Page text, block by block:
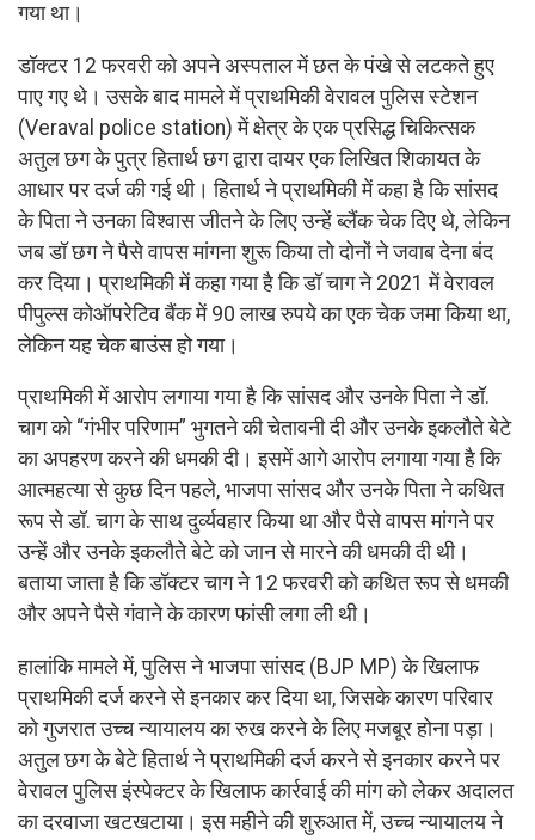
गया था।
डॉक्टर 12 फरवरी को अपने अस्पताल में छत के पंखे से लटकते हुए
पाए गए थे। उसके बाद मामले में प्राथमिकी वेरावल पुलिस स्टेशन
(Veraval police station) में क्षेत्र के एक प्रसिद्ध चिकित्सक
अतुल छग के पुत्र हितार्थ छग द्वारा दायर एक लिखित शिकायत के
आधार पर दर्ज की गई थी। हितार्थ ने प्राथमिकी में कहा है कि सांसद
के पिता ने उनका विश्वास जीतने के लिए उन्हें ब्लैंक चेक दिए थे, लेकिन
जब डॉ छग ने पैसे वापस मांगना शुरू किया तो दोनों ने जवाब देना बंद
कर दिया। प्राथमिकी में कहा गया है कि डॉ चाग ने 2021 में वेरावल
पीपुल्स कोऑपरेटिव बैंक में 90 लाख रुपये का एक चेक जमा किया था,
लेकिन यह चेक बाउंस हो गया।
प्राथमिकी में आरोप लगाया गया है कि सांसद और उनके पिता ने डॉ.
चाग को “गंभीर परिणाम” भुगतने की चेतावनी दी और उनके इकलौते बेटे
का अपहरण करने की धमकी दी। इसमें आगे आरोप लगाया गया है कि
आत्महत्या से कुछ दिन पहले, भाजपा सांसद और उनके पिता ने कथित
रूप से डॉ. चाग के साथ दुर्व्यवहार किया था और पैसे वापस मांगने पर
उन्हें और उनके इकलौते बेटे को जान से मारने की धमकी दी थी।
बताया जाता है कि डॉक्टर चाग ने 12 फरवरी को कथित रूप से धमकी
और अपने पैसे गंवाने के कारण फांसी लगा ली थी।
हालांकि मामले में, पुलिस ने भाजपा सांसद (BJP MP) के खिलाफ
प्राथमिकी दर्ज करने से इनकार कर दिया था, जिसके कारण परिवार
को गुजरात उच्च न्यायालय का रुख करने के लिए मजबूर होना पड़ा।
अतुल छग के बेटे हितार्थ ने प्राथमिकी दर्ज करने से इनकार करने पर
वेरावल पुलिस इंस्पेक्टर के खिलाफ कार्रवाई की मांग को लेकर अदालत
का दरवाजा खटखटाया। इस महीने की शुरुआत में, उच्च न्यायालय ने